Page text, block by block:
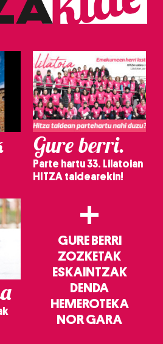
ematen diguzu.
Gehiago
Gure berri.
Parte hartu 33. Lilatoian
HITZA taldearekin!
+
GURE BERRI
ZOZKETAK
ESKAINTZAK
DENDA
HEMEROTEKA
NOR GARA